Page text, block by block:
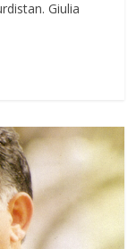
Giulia